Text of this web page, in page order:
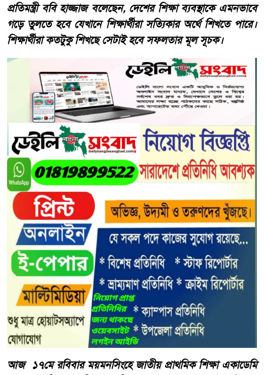
প্রতিমন্ত্রী ববি হাজ্জাজ বলেছেন, দেশের শিক্ষা ব্যবস্থাকে এমনভাবে
গড়ে তুলতে হবে যেখানে শিক্ষার্থীরা সত্যিকার অর্থে শিখতে পারে।
শিক্ষার্থীরা কতটুকু শিখছে সেটাই হবে সফলতার মূল সূচক।
আজ ১৭মে রবিবার ময়মনসিংহে জাতীয় প্রাথমিক শিক্ষা একাডেমি